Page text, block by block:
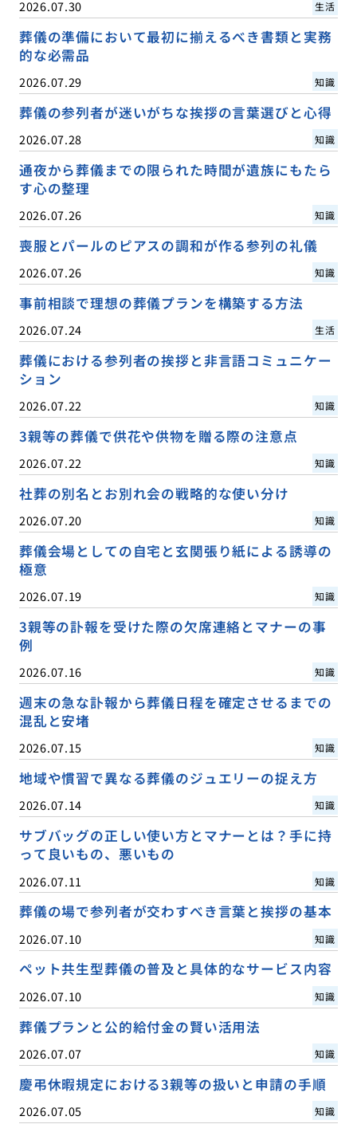
2026.07.30 生活
葬儀の準備において最初に揃えるべき書類と実務
的な必需品
2026.07.29 知識
葬儀の参列者が迷いがちな挨拶の言葉選びと心得
2026.07.28 知識
通夜から葬儀までの限られた時間が遺族にもたら
す心の整理
2026.07.26 知識
喪服とパールのピアスの調和が作る参列の礼儀
2026.07.26 知識
事前相談で理想の葬儀プランを構築する方法
2026.07.24 生活
葬儀における参列者の挨拶と非言語コミュニケー
ション
2026.07.22 知識
3親等の葬儀で供花や供物を贈る際の注意点
2026.07.22 知識
社葬の別名とお別れ会の戦略的な使い分け
2026.07.20 知識
葬儀会場としての自宅と玄関張り紙による誘導の
極意
2026.07.19 知識
3親等の訃報を受けた際の欠席連絡とマナーの事
例
2026.07.16 知識
週末の急な訃報から葬儀日程を確定させるまでの
混乱と安堵
2026.07.15 知識
地域や慣習で異なる葬儀のジュエリーの捉え方
2026.07.14 知識
サブバッグの正しい使い方とマナーとは？手に持
って良いもの、悪いもの
2026.07.11 知識
葬儀の場で参列者が交わすべき言葉と挨拶の基本
2026.07.10 知識
ペット共生型葬儀の普及と具体的なサービス内容
2026.07.10 知識
葬儀プランと公的給付金の賢い活用法
2026.07.07 知識
慶弔休暇規定における3親等の扱いと申請の手順
2026.07.05 知識